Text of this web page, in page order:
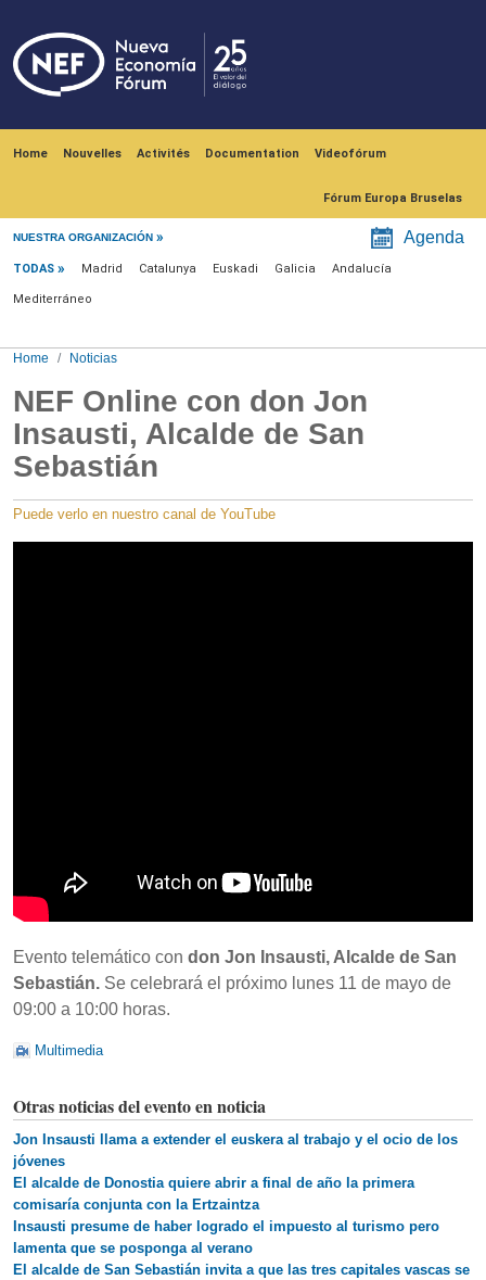
Home Nouvelles Activités Documentation Videofórum
Fórum Europa Bruselas
NUESTRA ORGANIZACIÓN Agenda
Menú noticias
TODAS Madrid Catalunya Euskadi Galicia Andalucía
Mediterráneo
Home Noticias
NEF Online con don Jon
Insausti, Alcalde de San
Sebastián
Puede verlo en nuestro canal de YouTube
Evento telemático con don Jon Insausti, Alcalde de San
Sebastián. Se celebrará el próximo lunes 11 de mayo de
09:00 a 10:00 horas.
Multimedia
Otras noticias del evento en noticia
Jon Insausti llama a extender el euskera al trabajo y el ocio de los
jóvenes
El alcalde de Donostia quiere abrir a final de año la primera
comisaría conjunta con la Ertzaintza
Insausti presume de haber logrado el impuesto al turismo pero
lamenta que se posponga al verano
El alcalde de San Sebastián invita a que las tres capitales vascas se